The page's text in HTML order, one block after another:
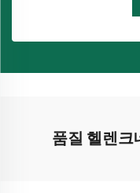
품질 헬렌크